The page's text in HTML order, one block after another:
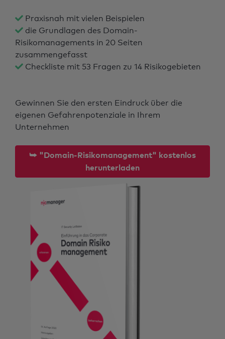
Praxisnah mit vielen Beispielen
die Grundlagen des Domain-
Risikomanagements in 20 Seiten
zusammengefasst
Checkliste mit 53 Fragen zu 14 Risikogebieten
Gewinnen Sie den ersten Eindruck über die
eigenen Gefahrenpotenziale in Ihrem
Unternehmen
⮩ "Domain-Risikomanagement" kostenlos
herunterladen